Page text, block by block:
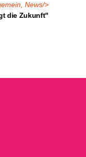
News/>
die Zukunft"